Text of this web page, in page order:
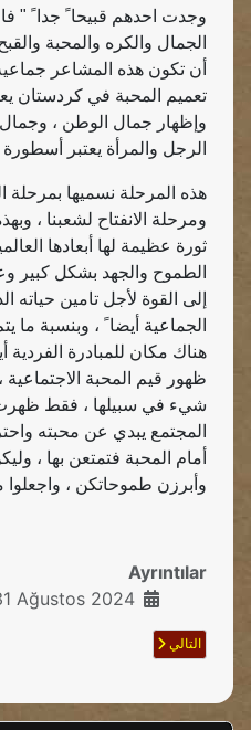
وجدت احدهم قبيحا ً جدا ً "
الجمال والكره والمحبة
أن تكون هذه المشاعر جماعية
تعميم المحبة في كردستان
وإظهار جمال الوطن ،
الرجل والمرأة يعتبر
هذه المرحلة نسميها بمرحلة
ومرحلة الانفتاح لشعبنا ،
ثورة عظيمة لها أبعادها
الطموح والجهد بشكل كبير
إلى القوة لأجل تامين حياته
الجماعية أيضا ً ، وبنسبة ما
هناك مكان للمبادرة الفردية
ظهور قيم المحبة الاجتماعية
شيء في سبيلها ، فقط ظهرت
المجتمع يبدي عن محبته
أمام المحبة فتمتعن بها ،
وأبرزن طموحاتكن ، واجعلوا
Ayrıntılar
31 Ağustos 2024
Sonraki makale: تعريف المصطلحات
التالي